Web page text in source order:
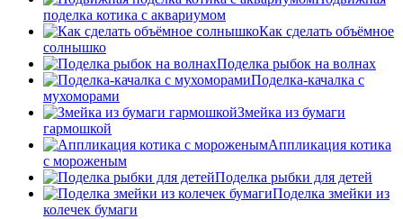
поделка котика с аквариумом
Как сделать объёмное
солнышко
Поделка рыбок на волнах
Поделка-качалка с
мухоморами
Змейка из бумаги
гармошкой
Аппликация котика
с мороженым
Поделка рыбки для детей
Поделка змейки из
колечек бумаги